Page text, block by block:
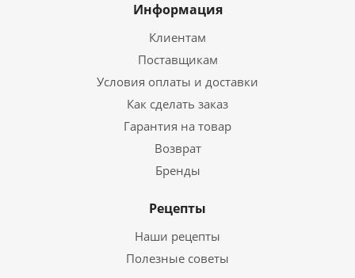
Информация
Клиентам
Поставщикам
Условия оплаты и доставки
Как сделать заказ
Гарантия на товар
Возврат
Бренды
Рецепты
Наши рецепты
Полезные советы